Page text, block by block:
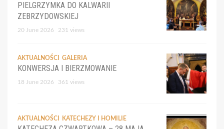
PIELGRZYMKA DO KALWARII
ZEBRZYDOWSKIEJ
20 June 2026 231 views
AKTUALNOŚCI GALERIA
KONWERSJA I BIERZMOWANIE
18 June 2026 361 views
AKTUALNOŚCI KATECHEZY I HOMILIE